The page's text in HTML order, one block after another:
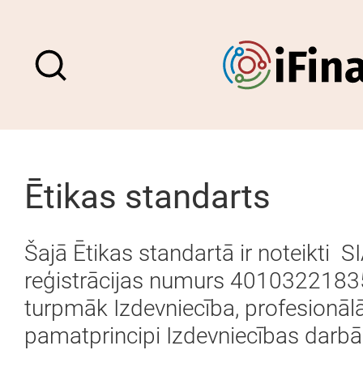
Ētikas standarts
Šajā Ētikas standartā ir noteikti
reģistrācijas numurs
turpmāk Izdevniecība,
pamatprincipi Izdevniecības